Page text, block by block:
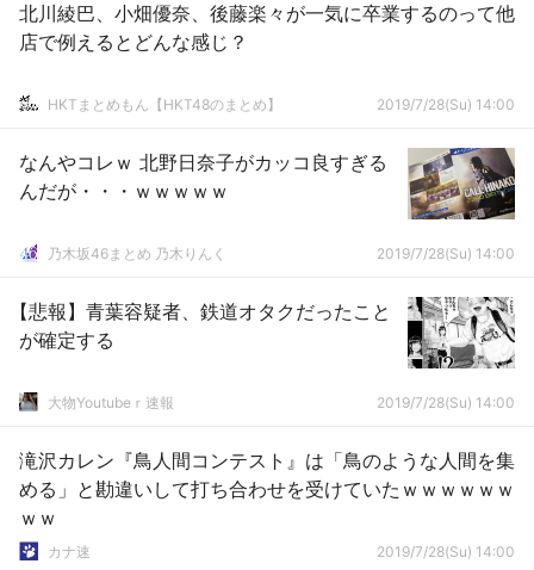
北川綾巴、小畑優奈、後藤楽々が一気に卒業するのって他
店で例えるとどんな感じ？
HKTまとめもん【HKT48のまとめ】 2019/7/28(Su) 14:00
なんやコレｗ 北野日奈子がカッコ良すぎる
んだが・・・ｗｗｗｗｗ
乃木坂46まとめ 乃木りんく 2019/7/28(Su) 14:00
【悲報】青葉容疑者、鉄道オタクだったこと
が確定する
大物Youtubeｒ速報 2019/7/28(Su) 14:00
滝沢カレン『鳥人間コンテスト』は「鳥のような人間を集
める」と勘違いして打ち合わせを受けていたｗｗｗｗｗｗ
ｗｗ
カナ速 2019/7/28(Su) 14:00